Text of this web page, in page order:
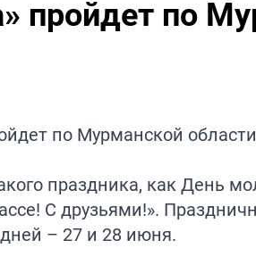
пройдет по
праздника, как День
С друзьями!».
– 27 и 28 июня.